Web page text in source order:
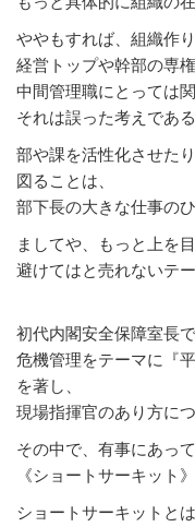
ややもすれば、組織作り
経営トップや幹部の専
中間管理職にとっては
それは誤った考えである
部や課を活性化させた
図ることは、
部下長の大きな仕事のひ
ましてや、もっと上を
避けてはと売れないテー
初代内閣安全保障室長
危機管理をテーマに『
を著し、
現場指揮官のあり方に
その中で、有事にあって
《ショートサーキット
ショートサーキットとは